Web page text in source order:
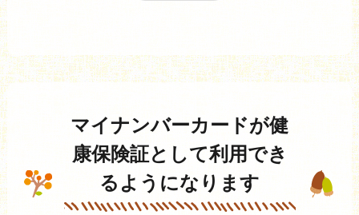
マイナンバーカードが健
康保険証として利用でき
るようになります